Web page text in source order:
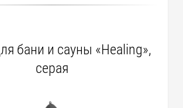
бани и сауны «Healing»,
серая